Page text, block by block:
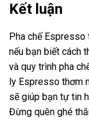
Kết luận
Pha chế Espresso
nếu bạn biết cách
và quy trình pha
ly Espresso thơm
sẽ giúp bạn tự tin
Đừng quên ghé